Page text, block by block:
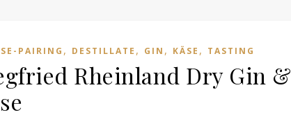
PAIRING , DESTILLATE , GIN , KÄSE , TASTING
Rheinland Dry Gin &